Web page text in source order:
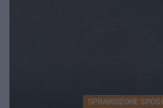
SPRAWDZONE